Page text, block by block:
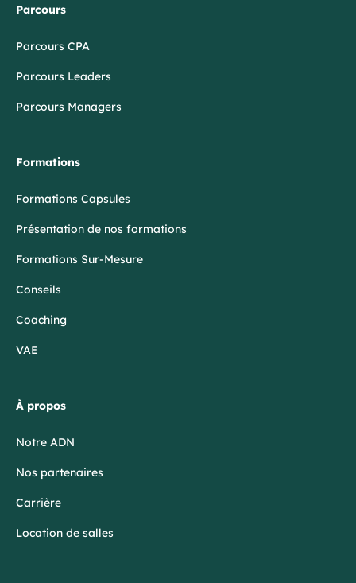
Parcours
Parcours CPA
Parcours Leaders
Parcours Managers
Formations
Formations Capsules
Présentation de nos formations
Formations Sur-Mesure
Conseils
Coaching
VAE
À propos
Notre ADN
Nos partenaires
Carrière
Location de salles